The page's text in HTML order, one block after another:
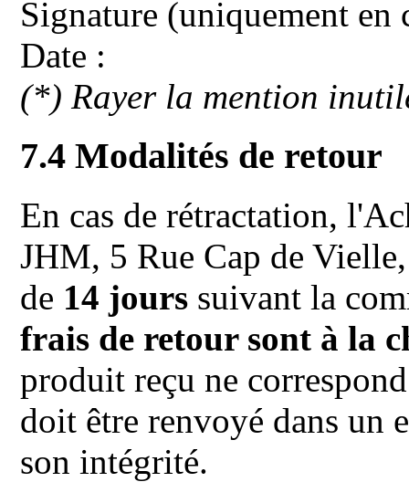
Signature (uniquement
Date :
(*) Rayer la mention
7.4 Modalités de retour
En cas de rétractation,
JHM, 5 Rue Cap de
de 14 jours suivant la
frais de retour sont à la
produit reçu ne
doit être renvoyé dans un
son intégrité.